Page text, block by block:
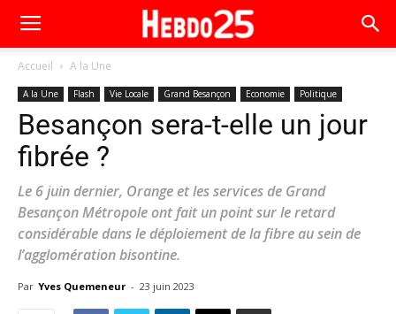
Accueil A la Une
A la Une Flash Vie Locale Grand Besançon Economie Politique
Besançon sera-t-elle un jour
fibrée ?
Le 6 juin dernier, Orange et les services de Grand
Besançon Métropole ont fait un point sur le retard
considérable dans le déploiement de la fibre au sein de
l’agglomération bisontine.
Par Yves Quemeneur - 23 juin 2023